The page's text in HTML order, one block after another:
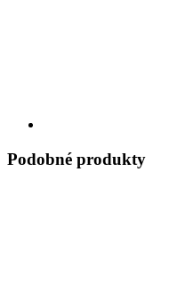
Podobné produkty